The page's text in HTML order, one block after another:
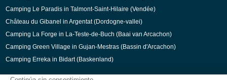
Camping Le Paradis in Talmont-Saint-Hilaire (Vendée)
Château du Gibanel in Argentat (Dordogne-vallei)
Camping La Forge in La-Teste-de-Buch (Baai van Arcachon)
Camping Green Village in Gujan-Mestras (Bassin d'Arcachon)
Camping Erreka in Bidart (Baskenland)